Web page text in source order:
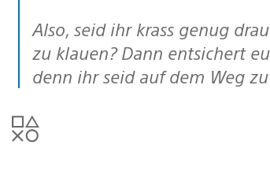
Also, seid ihr krass genug drauf die Cops abzuhängen und in den 80ern Autos
zu klauen? Dann entsichert
denn ihr seid auf dem Weg zu